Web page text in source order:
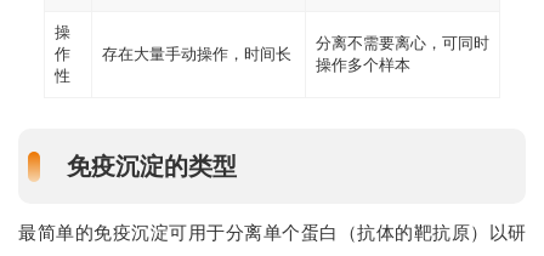
操
作
性
存在大量手动操作，时间长
分离不需要离心，可同时
操作多个样本
免疫沉淀的类型
最简单的免疫沉淀可用于分离单个蛋白（抗体的靶抗原）以研